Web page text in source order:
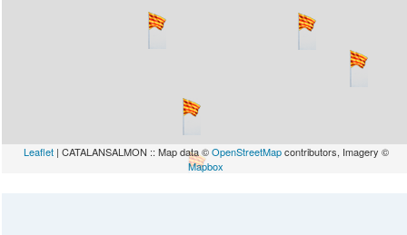
Leaflet| CATALANSALMON :: Map data ©OpenStreetMapcontributors, Imagery ©
Mapbox